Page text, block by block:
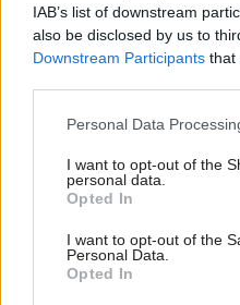
IAB’s list of downstream
also be disclosed by us to
Downstream Participants that
Please note that this
not limited to your visit or
grant or deny consent to
use your data for below
consent section.
Personal Data
I want to opt-out of the
personal data.
Opted In
I want to opt-out of the
Personal Data.
Opted In
minimálnou nasiakavosťou.
dostatočnej hrúbke. Ak
izoláciu, pri zateplení
vrstiev. Na pôvodnú
tepelnoizolačnú vrstvu so
ohľadom na prevádzkové